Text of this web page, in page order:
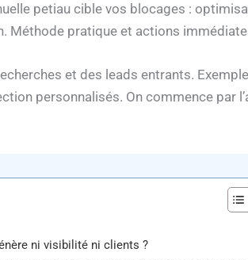
petiau cible vos blocages :
Méthode pratique et actions
et des leads entrants.
personnalisés. On commence par
ni visibilité ni clients ?